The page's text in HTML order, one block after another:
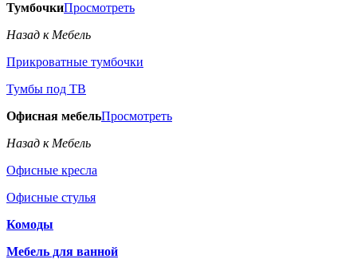
ТумбочкиПросмотреть
Назад к Мебель
Прикроватные тумбочки
Тумбы под ТВ
Офисная мебельПросмотреть
Назад к Мебель
Офисные кресла
Офисные стулья
Комоды
Мебель для ванной